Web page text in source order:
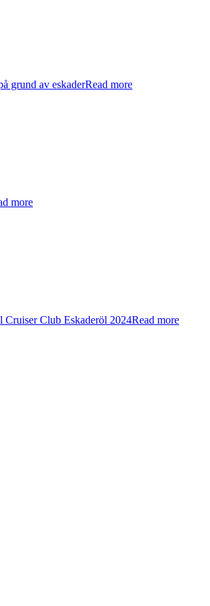
grund av eskaderRead more
more
Cruiser Club Eskaderöl 2024Read more